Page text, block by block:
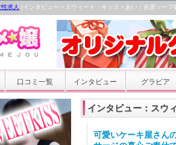
求人 |インタビュー＞スウィート・キッス＞あい｜吉原ソー
口コミ一覧 インタビュー グラビア
インタビュー：スウ
可愛いケーキ屋さん